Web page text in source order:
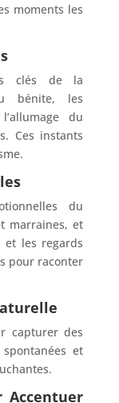
moments les
clés de la
bénite, les
du
Ces instants
du
marraines, et
et les regards
pour raconter
capturer des
et